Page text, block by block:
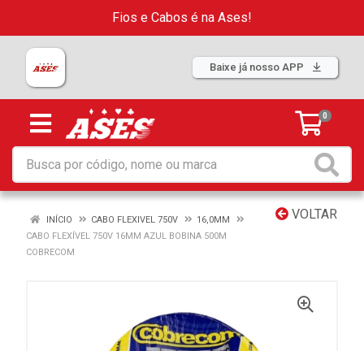
Fios e Cabos é na Ases!
Baixe já nosso APP
0
VOLTAR
INÍCIO CABO FLEXIVEL 750V
16,0MM
CABO FLEXÍVEL 750V 16MM AZUL BOBINA 500M
COBRECOM